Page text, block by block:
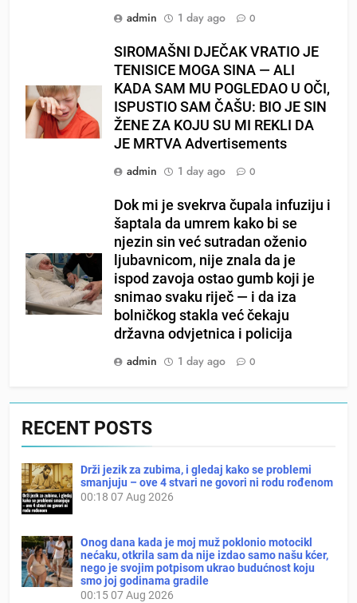
admin
1 day ago 0
SIROMAŠNI DJEČAK VRATIO JE
TENISICE MOGA SINA — ALI
KADA SAM MU POGLEDAO U OČI,
ISPUSTIO SAM ČAŠU: BIO JE SIN
ŽENE ZA KOJU SU MI REKLI DA
JE MRTVA Advertisements
admin
1 day ago 0
Dok mi je svekrva čupala infuziju i
šaptala da umrem kako bi se
njezin sin već sutradan oženio
ljubavnicom, nije znala da je
ispod zavoja ostao gumb koji je
snimao svaku riječ — i da iza
bolničkog stakla već čekaju
državna odvjetnica i policija
admin
1 day ago 0
RECENT POSTS
Drži jezik za zubima, i gledaj kako se problemi
smanjuju – ove 4 stvari ne govori ni rodu rođenom
00:18 07 Aug 2026
Onog dana kada je moj muž poklonio motocikl
nećaku, otkrila sam da nije izdao samo našu kćer,
nego je svojim potpisom ukrao budućnost koju
smo joj godinama gradile
00:1507 Aug 2026